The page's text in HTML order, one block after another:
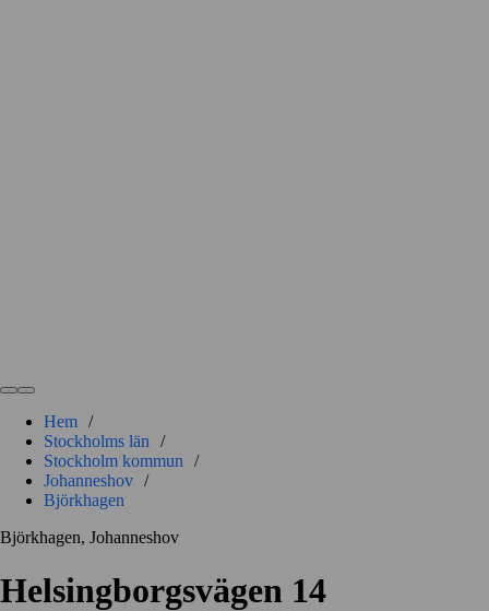
Hem /
Stockholms län
/
Stockholm kommun
/
Johanneshov /
Björkhagen
Björkhagen, Johanneshov
Helsingborgsvägen 14